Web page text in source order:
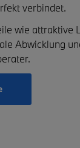
verbindet.
wie attraktive
Abwicklung
.